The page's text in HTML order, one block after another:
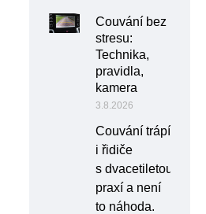
Couvání bez
stresu:
Technika,
pravidla,
kamera
3.8.2026
Couvání trápí
i řidiče
s dvacetiletou
praxí a není
to náhoda.